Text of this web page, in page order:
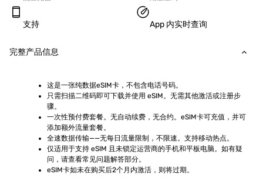
支持 App 内实时查询
完整产品信息
这是一张纯数据eSIM卡，不包含电话号码。
只需扫描二维码即可下载并使用 eSIM。无需其他激活或注册步
骤。
一次性预付费套餐。无自动续费，无合约。eSIM卡可充值，并可
添加额外流量套餐。
全速数据传输——无每日流量限制，不限速。支持移动热点。
仅适用于支持 eSIM 且未锁定运营商的手机和平板电脑。如有疑
问，请查看常见问题解答部分。
eSIM卡如未在购买后2个月内激活，则将过期。